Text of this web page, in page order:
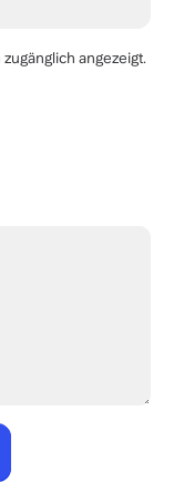
angezeigt.